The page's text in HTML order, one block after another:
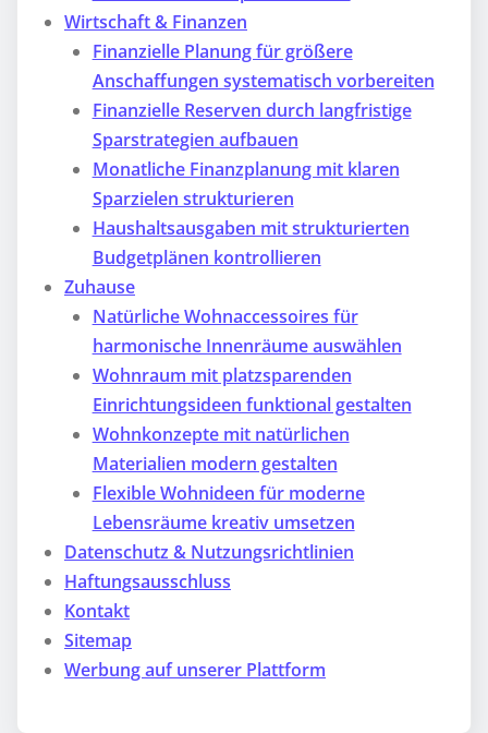
Wirtschaft & Finanzen
Finanzielle Planung für größere
Anschaffungen systematisch vorbereiten
Finanzielle Reserven durch langfristige
Sparstrategien aufbauen
Monatliche Finanzplanung mit klaren
Sparzielen strukturieren
Haushaltsausgaben mit strukturierten
Budgetplänen kontrollieren
Zuhause
Natürliche Wohnaccessoires für
harmonische Innenräume auswählen
Wohnraum mit platzsparenden
Einrichtungsideen funktional gestalten
Wohnkonzepte mit natürlichen
Materialien modern gestalten
Flexible Wohnideen für moderne
Lebensräume kreativ umsetzen
Datenschutz & Nutzungsrichtlinien
Haftungsausschluss
Kontakt
Sitemap
Werbung auf unserer Plattform